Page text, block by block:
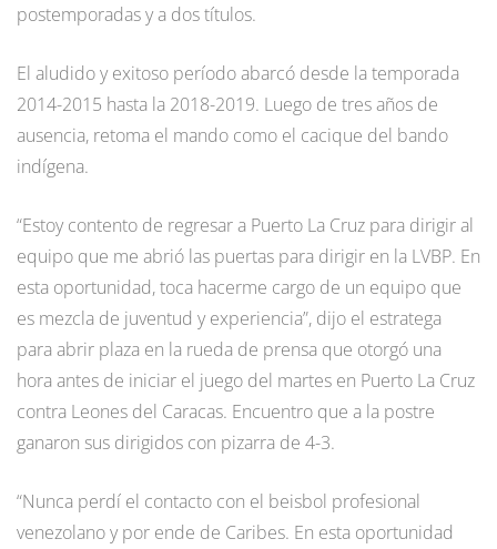
postemporadas y a dos títulos.
El aludido y exitoso período abarcó desde la temporada
2014-2015 hasta la 2018-2019. Luego de tres años de
ausencia, retoma el mando como el cacique del bando
indígena.
“Estoy contento de regresar a Puerto La Cruz para dirigir al
equipo que me abrió las puertas para dirigir en la LVBP. En
esta oportunidad, toca hacerme cargo de un equipo que
es mezcla de juventud y experiencia”, dijo el estratega
para abrir plaza en la rueda de prensa que otorgó una
hora antes de iniciar el juego del martes en Puerto La Cruz
contra Leones del Caracas. Encuentro que a la postre
ganaron sus dirigidos con pizarra de 4-3.
“Nunca perdí el contacto con el beisbol profesional
venezolano y por ende de Caribes. En esta oportunidad